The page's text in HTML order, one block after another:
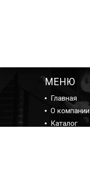
МЕНЮ
Главная
О компании
Каталог